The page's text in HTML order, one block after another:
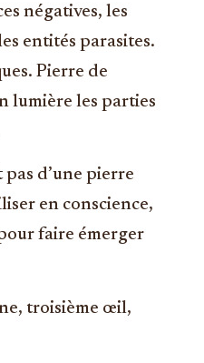
négatives, les
entités parasites.
Pierre de
lumière les parties
d’une pierre
en conscience,
faire émerger
troisième œil,